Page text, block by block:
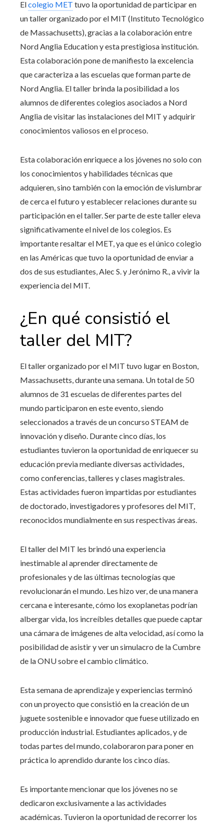
Elcolegio MET tuvo la oportunidad de participar en
un taller organizado por el MIT (Instituto Tecnológico
de Massachusetts), gracias a la colaboración entre
Nord Anglia Education y esta prestigiosa institución.
Esta colaboración pone de manifiesto la excelencia
que caracteriza a las escuelas que forman parte de
Nord Anglia. El taller brinda la posibilidad a los
alumnos de diferentes colegios asociados a Nord
Anglia de visitar las instalaciones del MIT y adquirir
conocimientos valiosos en el proceso.
Esta colaboración enriquece a los jóvenes no solo con
los conocimientos y habilidades técnicas que
adquieren, sino también con la emoción de vislumbrar
de cerca el futuro y establecer relaciones durante su
participación en el taller. Ser parte de este taller eleva
significativamente el nivel de los colegios. Es
importante resaltar el MET, ya que es el único colegio
en las Américas que tuvo la oportunidad de enviar a
dos de sus estudiantes, Alec S. y Jerónimo R., a vivir la
experiencia del MIT.
¿En qué consistió el
taller del MIT?
El taller organizado por el MIT tuvo lugar en Boston,
Massachusetts, durante una semana. Un total de 50
alumnos de 31 escuelas de diferentes partes del
mundo participaron en este evento, siendo
seleccionados a través de un concurso STEAM de
innovación y diseño. Durante cinco días, los
estudiantes tuvieron la oportunidad de enriquecer su
educación previa mediante diversas actividades,
como conferencias, talleres y clases magistrales.
Estas actividades fueron impartidas por estudiantes
de doctorado, investigadores y profesores del MIT,
reconocidos mundialmente en sus respectivas áreas.
El taller del MIT les brindó una experiencia
inestimable al aprender directamente de
profesionales y de las últimas tecnologías que
revolucionarán el mundo. Les hizo ver, de una manera
cercana e interesante, cómo los exoplanetas podrían
albergar vida, los increíbles detalles que puede captar
una cámara de imágenes de alta velocidad, así como la
posibilidad de asistir y ver un simulacro de la Cumbre
de la ONU sobre el cambio climático.
Esta semana de aprendizaje y experiencias terminó
con un proyecto que consistió en la creación de un
juguete sostenible e innovador que fuese utilizado en
producción industrial. Estudiantes aplicados, y de
todas partes del mundo, colaboraron para poner en
práctica lo aprendido durante los cinco días.
Es importante mencionar que los jóvenes no se
dedicaron exclusivamente a las actividades
académicas. Tuvieron la oportunidad de recorrer los